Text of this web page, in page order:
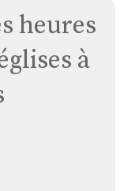
heures
à